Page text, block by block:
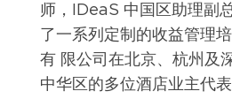
师，IDeaS 中国区助理副
了一系列定制的收益管理
有 限公司在北京、杭州及
中华区的多位酒店业主代